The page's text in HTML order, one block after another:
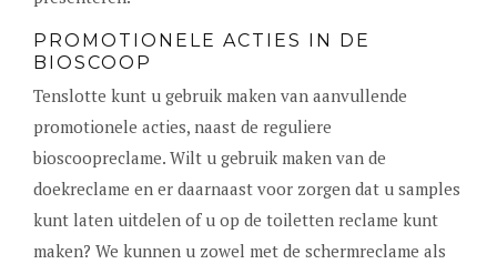
PROMOTIONELE ACTIES IN DE
BIOSCOOP
Tenslotte kunt u gebruik maken van aanvullende
promotionele acties, naast de reguliere
bioscoopreclame. Wilt u gebruik maken van de
doekreclame en er daarnaast voor zorgen dat u samples
kunt laten uitdelen of u op de toiletten reclame kunt
maken? We kunnen u zowel met de schermreclame als